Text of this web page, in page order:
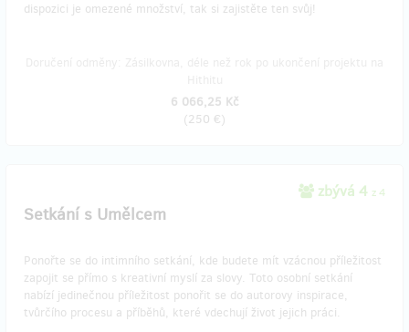
dispozici je omezené množství, tak si zajistěte ten svůj!
6 066,25 Kč
(250 €)
zbývá 4 z 4
Setkání s Umělcem
Ponořte se do intimního setkání, kde budete mít vzácnou příležitost
zapojit se přímo s kreativní myslí za slovy. Toto osobní setkání
nabízí jedinečnou příležitost ponořit se do autorovy inspirace,
tvůrčího procesu a příběhů, které vdechují život jejich práci.